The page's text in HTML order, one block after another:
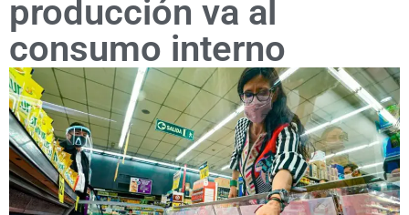
producción va al
consumo interno